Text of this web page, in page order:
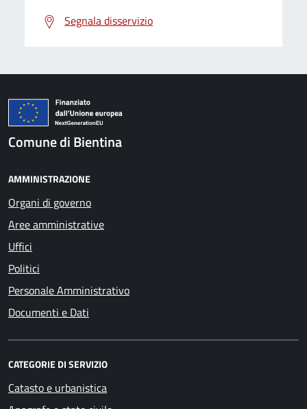
Segnala disservizio
Comune di Bientina
AMMINISTRAZIONE
Organi di governo
Aree amministrative
Uffici
Politici
Personale Amministrativo
Documenti e Dati
CATEGORIE DI SERVIZIO
Catasto e urbanistica